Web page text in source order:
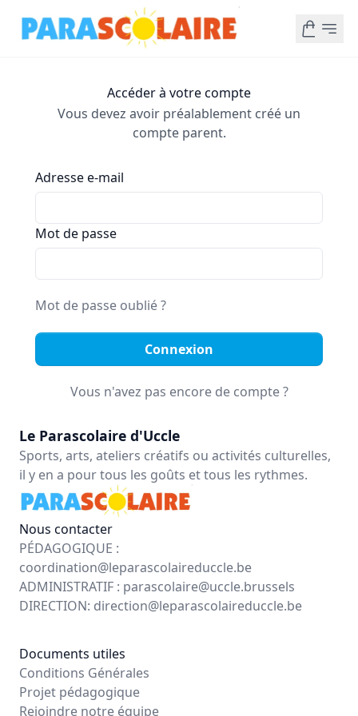
Accéder à votre compte
Vous devez avoir préalablement créé un
compte parent.
Adresse e-mail
Mot de passe
Mot de passe oublié ?
Connexion
Vous n'avez pas encore de compte ?
Le Parascolaire d'Uccle
Sports, arts, ateliers créatifs ou activités culturelles,
il y en a pour tous les goûts et tous les rythmes.
Nous contacter
PÉDAGOGIQUE :
coordination@leparascolaireduccle.be
ADMINISTRATIF : parascolaire@uccle.brussels
DIRECTION: direction@leparascolaireduccle.be
Documents utiles
Conditions Générales
Projet pédagogique
Rejoindre notre équipe